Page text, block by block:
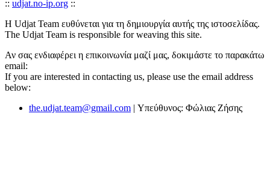
:: udjat.no-ip.org ::
Η Udjat Team ευθύνεται για τη δημιουργία αυτής της ιστοσελίδας.
The Udjat Team is responsible for weaving this site.
Αν σας ενδιαφέρει η επικοινωνία μαζί μας, δοκιμάστε το παρακάτω
email:
If you are interested in contacting us, please use the email address
below:
the.udjat.team@gmail.com | Υπεύθυνος: Φώλιας Ζήσης